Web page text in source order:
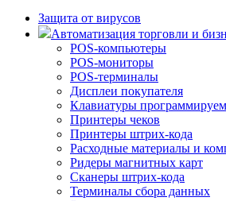
Защита от вирусов
Автоматизация торговли и
POS-компьютеры
POS-мониторы
POS-терминалы
Дисплеи покупателя
Клавиатуры
Принтеры чеков
Принтеры штрих-кода
Расходные материалы и
Ридеры магнитных карт
Сканеры штрих-кода
Терминалы сбора данных